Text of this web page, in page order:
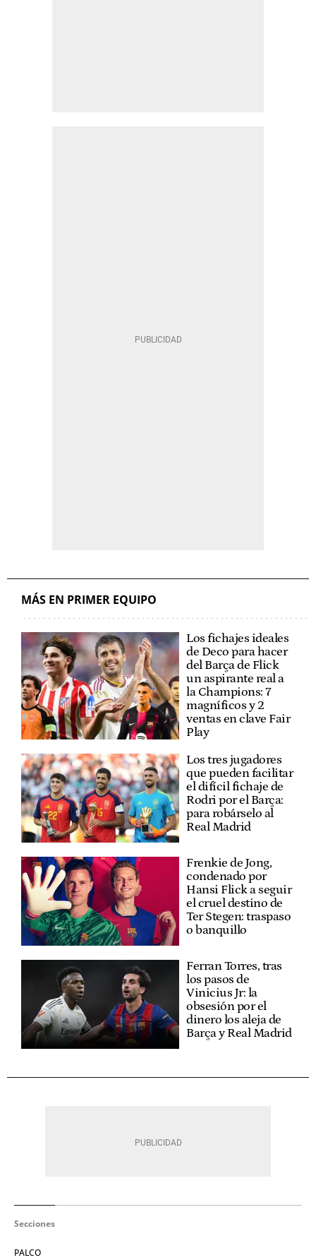
MÁS EN PRIMER EQUIPO
Los fichajes ideales
de Deco para hacer
del Barça de Flick
un aspirante real a
la Champions: 7
magníficos y 2
ventas en clave Fair
Play
Los tres jugadores
que pueden facilitar
el difícil fichaje de
Rodri por el Barça:
para robárselo al
Real Madrid
Frenkie de Jong,
condenado por
Hansi Flick a seguir
el cruel destino de
Ter Stegen: traspaso
o banquillo
Ferran Torres, tras
los pasos de
Vinicius Jr: la
obsesión por el
dinero los aleja de
Barça y Real Madrid
Secciones
PALCO